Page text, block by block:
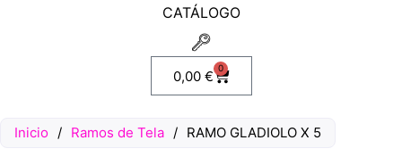
CATÁLOGO
0,00 € 0
Inicio / Ramos de Tela / RAMO GLADIOLO X 5